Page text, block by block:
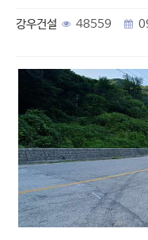
강우건설 48559